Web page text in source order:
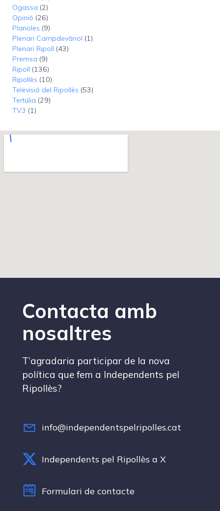
Ogassa (2)
Opinió (26)
Planoles (9)
Plenari Campdevànol (1)
Plenari Ripoll (43)
Premsa (9)
Ripoll (136)
Ripollès (10)
Televisió del Ripollès (53)
Tertúlia (29)
TV3 (1)
Contacta amb
nosaltres
T’agradaria participar de la nova
política que fem a Independents pel
Ripollès?
info@independentspelripolles.cat
Independents pel Ripollès a X
Formulari de contacte